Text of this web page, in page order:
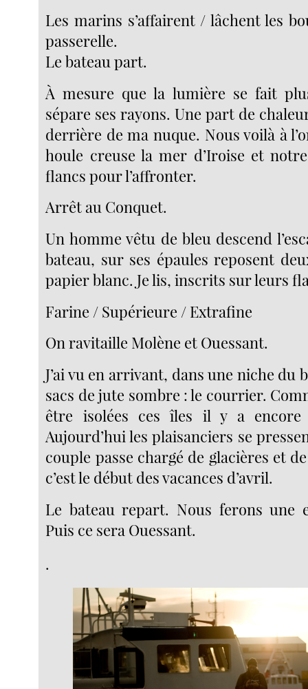
Les marins s’affairent / lâchent les
passerelle.
Le bateau part.
À mesure que la lumière se fait
sépare ses rayons. Une part de
derrière de ma nuque. Nous voilà à
houle creuse la mer d’Iroise et
flancs pour l’affronter.
Arrêt au Conquet.
Un homme vêtu de bleu descend
bateau, sur ses épaules reposent
papier blanc. Je lis, inscrits sur leurs
Farine / Supérieure / Extrafine
On ravitaille Molène et Ouessant.
J’ai vu en arrivant, dans une niche du
sacs de jute sombre : le courrier.
être isolées ces îles il y a
Aujourd’hui les plaisanciers se
couple passe chargé de glacières et
c’est le début des vacances d’avril.
Le bateau repart. Nous ferons une
Puis ce sera Ouessant.
.